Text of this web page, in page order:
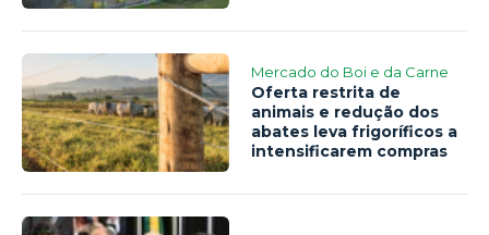
Mercado do Boi e da Carne
Oferta restrita de
animais e redução dos
abates leva frigoríficos a
intensificarem compras